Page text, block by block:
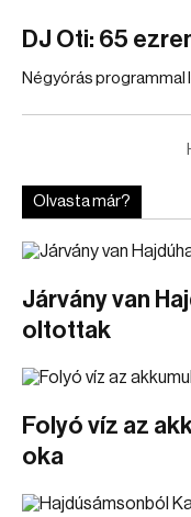
DJ Oti: 65
Négyórás
Olvasta már?
Járvány van
oltottak
Folyó víz az
oka